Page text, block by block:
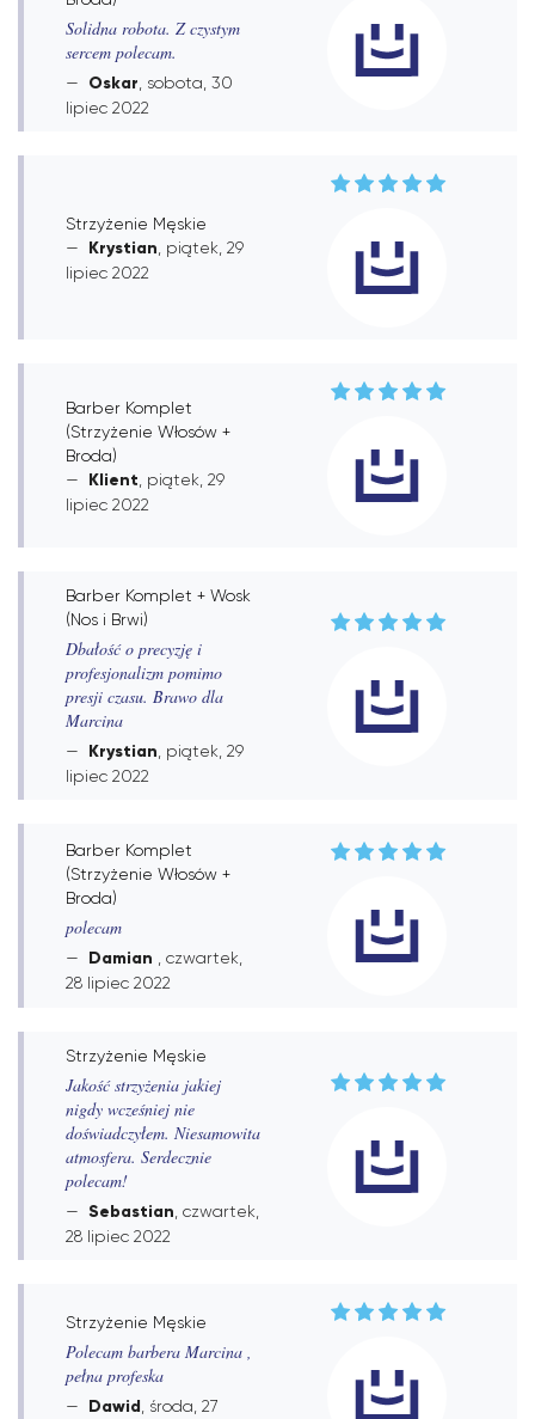
Solidna robota. Z czystym
sercem polecam.
Oskar , sobota, 30
lipiec 2022
Strzyżenie Męskie
Krystian , piątek, 29
lipiec 2022
Barber Komplet
(Strzyżenie Włosów +
Broda)
Klient , piątek, 29
lipiec 2022
Barber Komplet + Wosk
(Nos i Brwi)
Dbałość o precyzję i
profesjonalizm pomimo
presji czasu. Brawo dla
Marcina
Krystian , piątek, 29
lipiec 2022
Barber Komplet
(Strzyżenie Włosów +
Broda)
polecam
Damian
, czwartek,
28 lipiec 2022
Strzyżenie Męskie
Jakość strzyżenia jakiej
nigdy wcześniej nie
doświadczyłem. Niesamowita
atmosfera. Serdecznie
polecam!
Sebastian , czwartek,
28 lipiec 2022
Strzyżenie Męskie
Polecam barbera Marcina ,
pełna profeska
Dawid , środa, 27